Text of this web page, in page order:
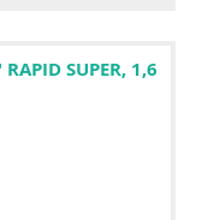
SUPER, 1,6